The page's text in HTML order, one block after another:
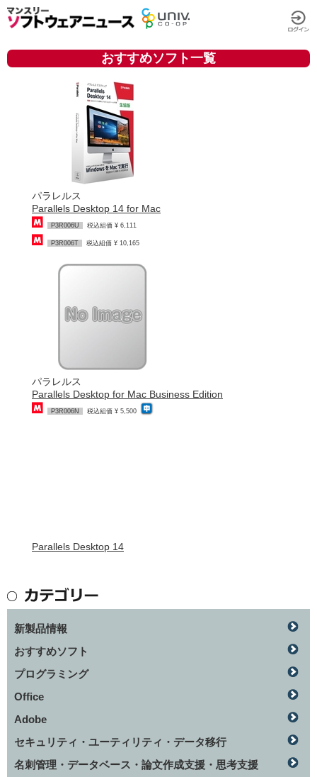
おすすめソフト一覧
パラレルス
Parallels Desktop 14 for Mac
P3R006U 税込組価 ¥ 6,111
P3R006T 税込組価 ¥ 10,165
パラレルス
Parallels Desktop for Mac Business Edition
P3R006N 税込組価 ¥ 5,500
Parallels Desktop 14
新製品情報
おすすめソフト
プログラミング
Office
Adobe
セキュリティ・ユーティリティ・データ移行
名刺管理・データベース・論文作成支援・思考支援